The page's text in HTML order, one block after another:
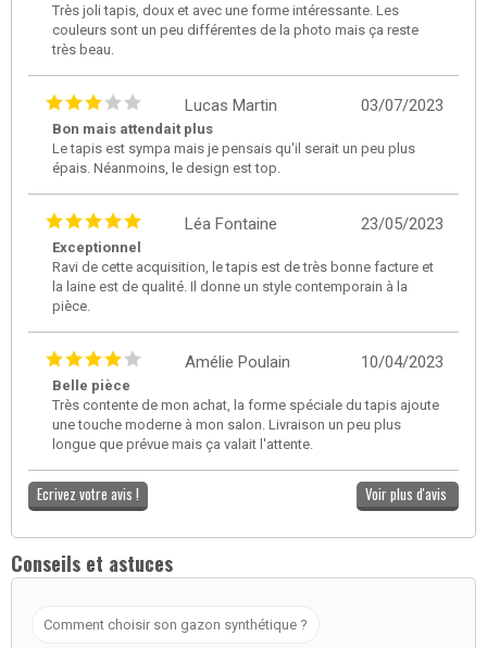
Très joli tapis, doux et avec une forme intéressante. Les
couleurs sont un peu différentes de la photo mais ça reste
très beau.
03/07/2023
Lucas Martin
Bon mais attendait plus
Le tapis est sympa mais je pensais qu'il serait un peu plus
épais. Néanmoins, le design est top.
23/05/2023
Léa Fontaine
Exceptionnel
Ravi de cette acquisition, le tapis est de très bonne facture et
la laine est de qualité. Il donne un style contemporain à la
pièce.
10/04/2023
Amélie Poulain
Belle pièce
Très contente de mon achat, la forme spéciale du tapis ajoute
une touche moderne à mon salon. Livraison un peu plus
longue que prévue mais ça valait l'attente.
Ecrivez votre avis ! Voir plus d'avis
Conseils et astuces
Comment choisir son gazon synthétique ?